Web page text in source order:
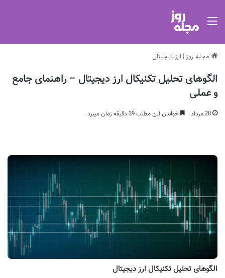
مجله روز | ارز دیجیتال
الگوهای تحلیل تکنیکال ارز دیجیتال – راهنمای جامع
و عملی
28 مرداد خواندن این مطلب 39 دقیقه زمان میبرد
الگوهای تحلیل تکنیکال ارز دیجیتال